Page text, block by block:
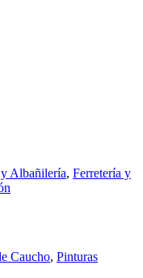
Albañilería, Ferretería y
Caucho, Pinturas